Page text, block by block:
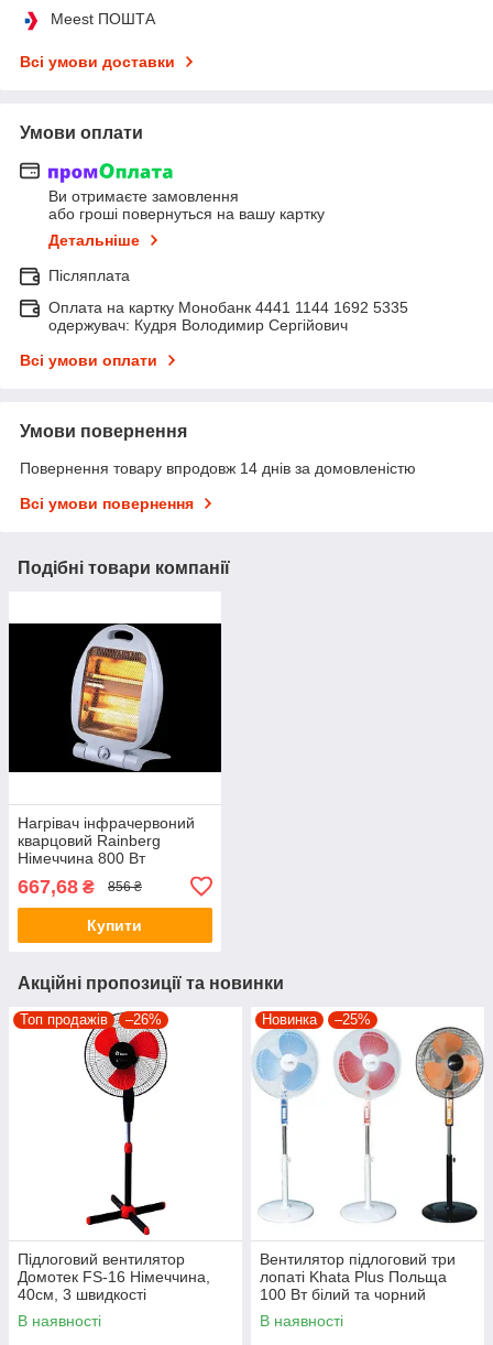
Meest ПОШТА
Всі умови доставки
Умови оплати
Ви отримаєте замовлення
або гроші повернуться на вашу картку
Детальніше
Післяплата
Оплата на картку Монобанк 4441 1144 1692 5335
одержувач: Кудря Володимир Сергійович
Всі умови оплати
Умови повернення
Повернення товару впродовж 14 днів за домовленістю
Всі умови повернення
Подібні товари компанії
Нагрівач інфрачервоний
кварцовий Rainberg
Німеччина 800 Вт
667,68 ₴ 856 ₴
Купити
Акційні пропозиції та новинки
Топ продажів –26%
Підлоговий вентилятор
Домотек FS-16 Німеччина,
40см, 3 швидкості
В наявності
Новинка –25%
Вентилятор підлоговий три
лопаті Khata Plus Польща
100 Вт білий та чорний
В наявності